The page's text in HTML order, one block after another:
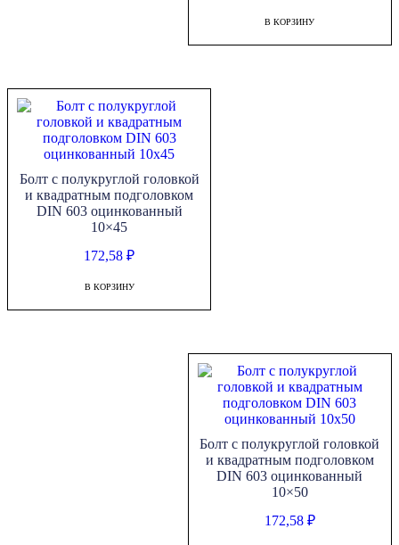
В КОРЗИНУ
Болт с полукруглой головкой
и квадратным подголовком
DIN 603 оцинкованный
10×45
172,58₽
В КОРЗИНУ
Болт с полукруглой головкой
и квадратным подголовком
DIN 603 оцинкованный
10×50
172,58 ₽